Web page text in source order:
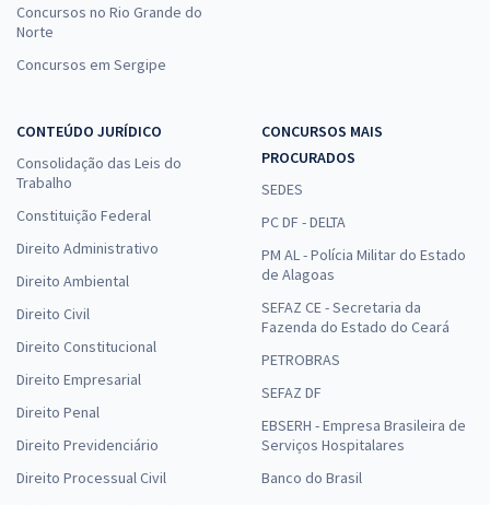
Concursos no Rio Grande do
Norte
Concursos em Sergipe
CONTEÚDO JURÍDICO
Consolidação das Leis do
Trabalho
Constituição Federal
Direito Administrativo
Direito Ambiental
Direito Civil
Direito Constitucional
Direito Empresarial
Direito Penal
Direito Previdenciário
Direito Processual Civil
CONCURSOS MAIS
PROCURADOS
SEDES
PC DF - DELTA
PM AL - Polícia Militar do Estado
de Alagoas
SEFAZ CE - Secretaria da
Fazenda do Estado do Ceará
PETROBRAS
SEFAZ DF
EBSERH - Empresa Brasileira de
Serviços Hospitalares
Banco do Brasil